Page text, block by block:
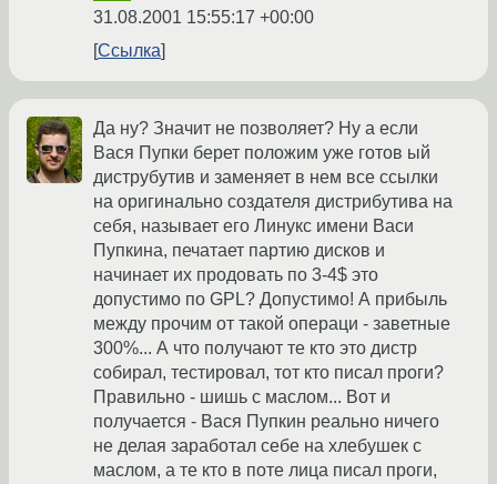
31.08.2001 15:55:17 +00:00
Ссылка
Да ну? Значит не позволяет? Ну а если
Вася Пупки берет положим уже готов ый
диструбутив и заменяет в нем все ссылки
на оригинально создателя дистрибутива на
себя, называет его Линукс имени Васи
Пупкина, печатает партию дисков и
начинает их продовать по 3-4$ это
допустимо по GPL? Допустимо! А прибыль
между прочим от такой операци - заветные
300%... А что получают те кто это дистр
собирал, тестировал, тот кто писал проги?
Правильно - шишь с маслом... Вот и
получается - Вася Пупкин реально ничего
не делая заработал себе на хлебушек с
маслом, а те кто в поте лица писал проги,